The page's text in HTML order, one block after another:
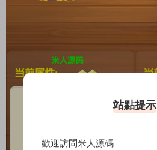
站點提示
歡迎訪問米人源碼